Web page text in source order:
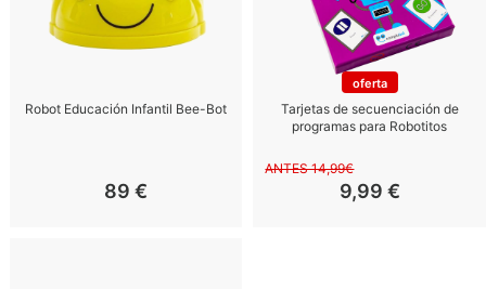
Robot Educación Infantil Bee-Bot
89 €
oferta
Tarjetas de secuenciación de
programas para Robotitos
ANTES 14,99€
9,99 €